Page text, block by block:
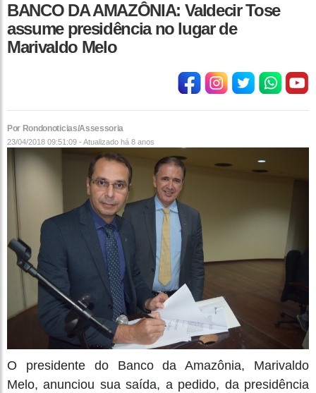
BANCO DA AMAZÔNIA: Valdecir Tose
assume presidência no lugar de
Marivaldo Melo
Por Rondonoticias/Assessoria
23/04/2018 09:51:09 - Atualizado há 8 anos
O presidente do Banco da Amazônia, Marivaldo
Melo, anunciou sua saída, a pedido, da presidência